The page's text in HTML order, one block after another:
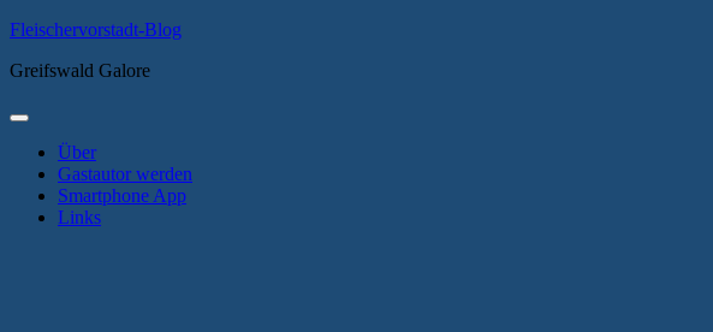
Zum
springen
Fleischervorstadt-Blog
Greifswald Galore
Primäres
Über
Gastautor werden
Smartphone App
Links